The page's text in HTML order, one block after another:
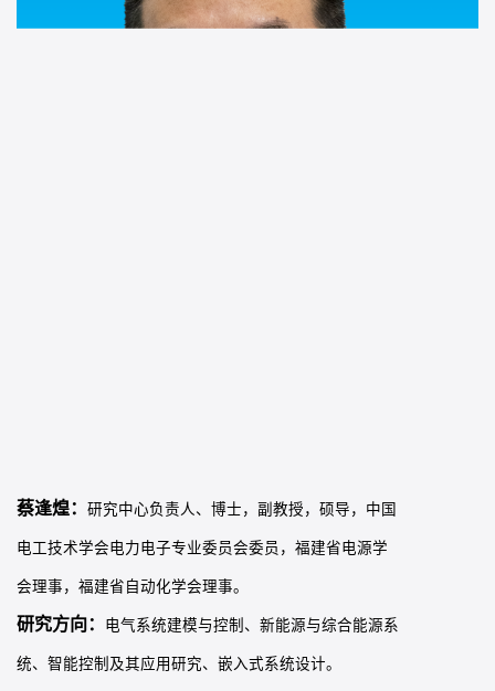
蔡逢煌： 研究中心负责人、博士，副教授，硕导，中国
电工技术学会电力电子专业委员会委员，福建省电源学
会理事，福建省自动化学会理事。
研究方向： 电气系统建模与控制、新能源与综合能源系
统、智能控制及其应用研究、嵌入式系统设计。